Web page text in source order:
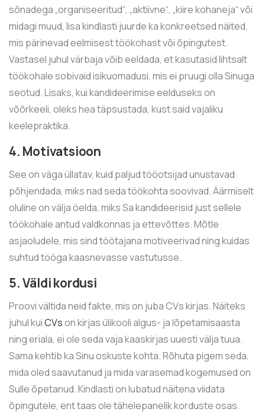
sõnadega „organiseeritud“, „aktiivne“, „kiire kohaneja“ või
midagi muud, lisa kindlasti juurde ka konkreetsed näited,
mis pärinevad eelmisest töökohast või õpingutest.
Vastasel juhul värbaja võib eeldada, et kasutasid lihtsalt
töökohale sobivaid isikuomadusi, mis ei pruugi olla Sinuga
seotud. Lisaks, kui kandideerimise eelduseks on
võõrkeeli, oleks hea täpsustada, kust said vajaliku
keelepraktika.
4. Motivatsioon
See on väga üllatav, kuid paljud tööotsijad unustavad
põhjendada, miks nad seda töökohta soovivad. Äärmiselt
oluline on välja öelda, miks Sa kandideerisid just sellele
töökohale antud valdkonnas ja ettevõttes. Mõtle
asjaoludele, mis sind töötajana motiveerivad ning kuidas
suhtud tööga kaasnevasse vastutusse.
5. Väldi kordusi
Proovi vältida neid fakte, mis on juba CVs kirjas. Näiteks
juhul kuiCVson kirjas ülikooli algus- ja lõpetamisaasta
ning eriala, ei ole seda vaja kaaskirjas uuesti välja tuua.
Sama kehtib ka Sinu oskuste kohta. Rõhuta pigem seda,
mida oled saavutanud ja mida varasemad kogemused on
Sulle õpetanud. Kindlasti on lubatud näitena viidata
õpingutele, ent taas ole tähelepanelik korduste osas.